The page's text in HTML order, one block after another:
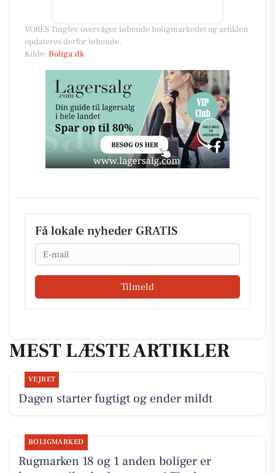
VORES Tinglev overvåger løbende boligmarkedet og artiklen
opdateres derfor løbende.
Kilde: Boliga.dk
Få lokale nyheder GRATIS
Email
Tilmeld
MEST LÆSTE ARTIKLER
VEJRET
Dagen starter fugtigt og ender mildt
BOLIGMARKED
Rugmarken 18 og 1 anden boliger er